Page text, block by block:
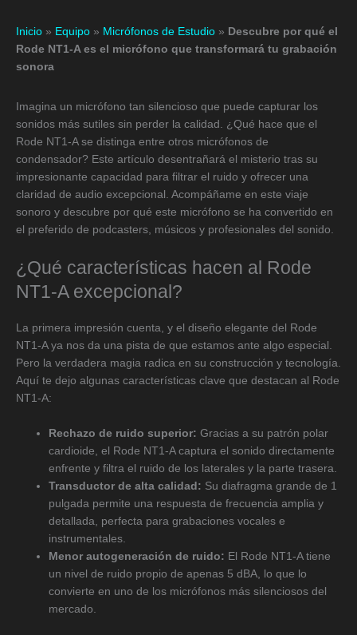
Inicio » Equipo » Micrófonos de Estudio » Descubre por qué el
Rode NT1-A es el micrófono que transformará tu grabación
sonora
Imagina un micrófono tan silencioso que puede capturar los
sonidos más sutiles sin perder la calidad. ¿Qué hace que el
Rode NT1-A se distinga entre otros micrófonos de
condensador? Este artículo desentrañará el misterio tras su
impresionante capacidad para filtrar el ruido y ofrecer una
claridad de audio excepcional. Acompáñame en este viaje
sonoro y descubre por qué este micrófono se ha convertido en
el preferido de podcasters, músicos y profesionales del sonido.
¿Qué características hacen al Rode
NT1-A excepcional?
La primera impresión cuenta, y el diseño elegante del Rode
NT1-A ya nos da una pista de que estamos ante algo especial.
Pero la verdadera magia radica en su construcción y tecnología.
Aquí te dejo algunas características clave que destacan al Rode
NT1-A:
Rechazo de ruido superior: Gracias a su patrón polar
cardioide, el Rode NT1-A captura el sonido directamente
enfrente y filtra el ruido de los laterales y la parte trasera.
Transductor de alta calidad: Su diafragma grande de 1
pulgada permite una respuesta de frecuencia amplia y
detallada, perfecta para grabaciones vocales e
instrumentales.
Menor autogeneración de ruido: El Rode NT1-A tiene
un nivel de ruido propio de apenas 5 dBA, lo que lo
convierte en uno de los micrófonos más silenciosos del
mercado.